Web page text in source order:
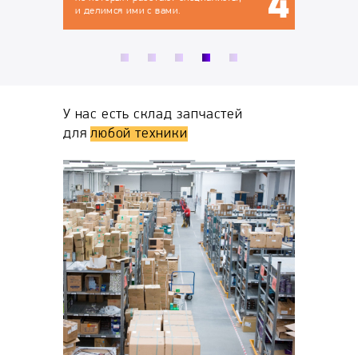
У нас есть склад запчастей
длялюбой техники